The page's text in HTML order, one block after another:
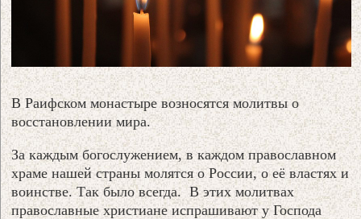
В Раифском монастыре возносятся молитвы о
восстановлении мира.
За каждым богослужением, в каждом православном
храме нашей страны молятся о России, о её властях и
воинстве. Так было всегда. В этих молитвах
православные христиане испрашивают у Господа